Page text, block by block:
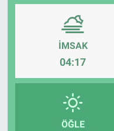
İMSAK
04:17
ÖĞLE
Kütahya
Genel